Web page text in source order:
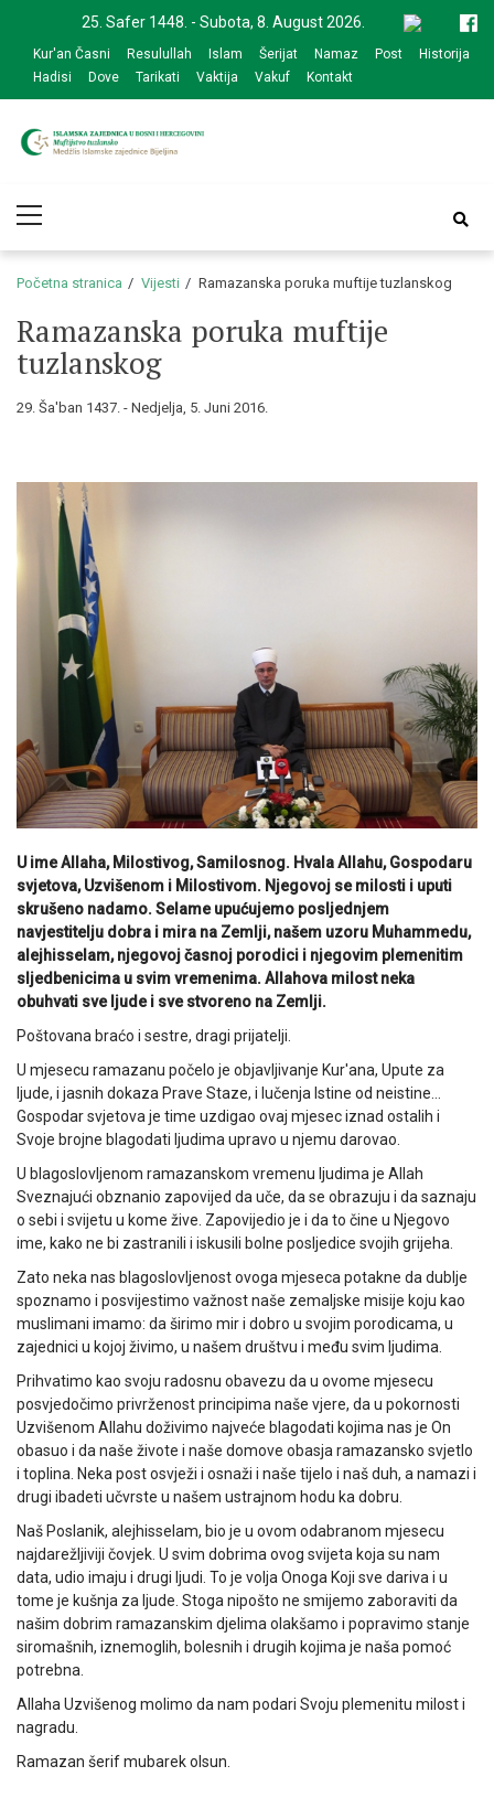
navigation
content
25. Safer 1448. - Subota, 8. August 2026.
Kur'an Časni Resulullah Islam Šerijat Namaz Post
Historija
Hadisi
Dove Tarikati Vaktija Vakuf Kontakt
zajednice Bijeljina
Menu
Početna stranica Vijesti Ramazanska poruka muftije tuzlanskog
Ramazanska poruka muftije
tuzlanskog
29. Ša'ban 1437. - Nedjelja, 5. Juni 2016.
U ime Allaha, Milostivog, Samilosnog. Hvala Allahu, Gospodaru
svjetova, Uzvišenom i Milostivom. Njegovoj se milosti i uputi
skrušeno nadamo. Selame upućujemo posljednjem
navjestitelju dobra i mira na Zemlji, našem uzoru Muhammedu,
alejhisselam, njegovoj časnoj porodici i njegovim plemenitim
sljedbenicima u svim vremenima. Allahova milost neka
obuhvati sve ljude i sve stvoreno na Zemlji.
Poštovana braćo i sestre, dragi prijatelji.
U mjesecu ramazanu počelo je objavljivanje Kur'ana, Upute za
ljude, i jasnih dokaza Prave Staze, i lučenja Istine od neistine…
Gospodar svjetova je time uzdigao ovaj mjesec iznad ostalih i
Svoje brojne blagodati ljudima upravo u njemu darovao.
U blagoslovljenom ramazanskom vremenu ljudima je Allah
Sveznajući obznanio zapovijed da uče, da se obrazuju i da saznaju
o sebi i svijetu u kome žive. Zapovijedio je i da to čine u Njegovo
ime, kako ne bi zastranili i iskusili bolne posljedice svojih grijeha.
Zato neka nas blagoslovljenost ovoga mjeseca potakne da dublje
spoznamo i posvijestimo važnost naše zemaljske misije koju kao
muslimani imamo: da širimo mir i dobro u svojim porodicama, u
zajednici u kojoj živimo, u našem društvu i među svim ljudima.
Prihvatimo kao svoju radosnu obavezu da u ovome mjesecu
posvjedočimo privrženost principima naše vjere, da u pokornosti
Uzvišenom Allahu doživimo najveće blagodati kojima nas je On
obasuo i da naše živote i naše domove obasja ramazansko svjetlo
i toplina. Neka post osvježi i osnaži i naše tijelo i naš duh, a namazi i
drugi ibadeti učvrste u našem ustrajnom hodu ka dobru.
Naš Poslanik, alejhisselam, bio je u ovom odabranom mjesecu
najdarežljiviji čovjek. U svim dobrima ovog svijeta koja su nam
data, udio imaju i drugi ljudi. To je volja Onoga Koji sve dariva i u
tome je kušnja za ljude. Stoga nipošto ne smijemo zaboraviti da
našim dobrim ramazanskim djelima olakšamo i popravimo stanje
siromašnih, iznemoglih, bolesnih i drugih kojima je naša pomoć
potrebna.
Allaha Uzvišenog molimo da nam podari Svoju plemenitu milost i
nagradu.
Ramazan šerif mubarek olsun.